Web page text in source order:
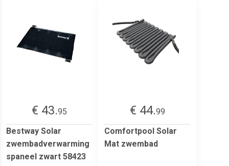
€ 43.95
Bestway Solar
zwembadverwarming
spaneel zwart 58423
€ 44.99
Comfortpool Solar
Mat zwembad